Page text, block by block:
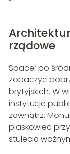
rządowe
Spacer po
zobaczyć
brytyjskich. W
instytucje
zewnątrz.
piaskowiec
stulecia